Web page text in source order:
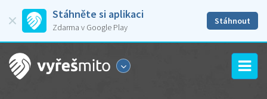
Stáhněte si aplikaci
Zdarma v Google Play
Stáhnout